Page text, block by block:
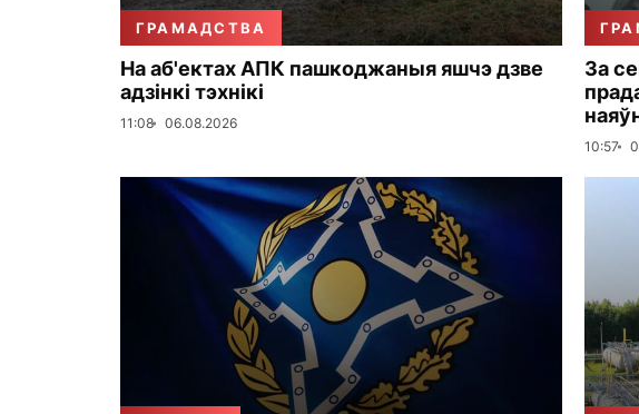
ГРАМАДСТВА
На аб'ектах АПК пашкоджаныя яшчэ дзве
адзінкі тэхнікі
11:08 06.08.2026
За
10:57